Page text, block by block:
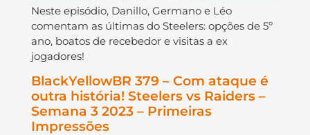
Neste episódio, Danillo, Germano e Léo
comentam as últimas do Steelers: opções de 5º
ano, boatos de recebedor e visitas a ex
jogadores!
BlackYellowBR 379 – Com ataque é
outra história! Steelers vs Raiders –
Semana 3 2023 – Primeiras
Impressões